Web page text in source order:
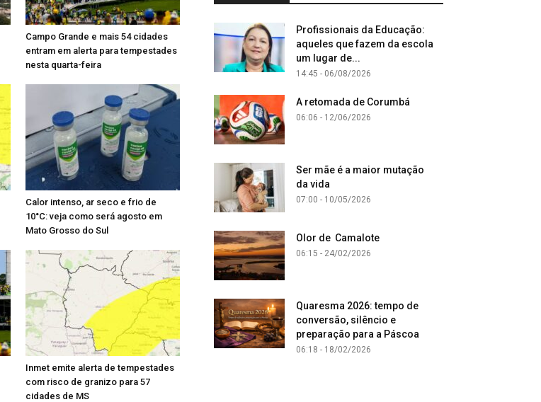
Campo Grande e mais 54 cidades
entram em alerta para tempestades
nesta quarta-feira
Calor intenso, ar seco e frio de
10°C: veja como será agosto em
Mato Grosso do Sul
Inmet emite alerta de tempestades
com risco de granizo para 57
cidades de MS
Profissionais da Educação:
aqueles que fazem da escola
um lugar de...
14:45 - 06/08/2026
A retomada de Corumbá
06:06 - 12/06/2026
Ser mãe é a maior mutação
da vida
07:00 - 10/05/2026
Olor de Camalote
06:15 - 24/02/2026
Quaresma 2026: tempo de
conversão, silêncio e
preparação para a Páscoa
06:18 - 18/02/2026